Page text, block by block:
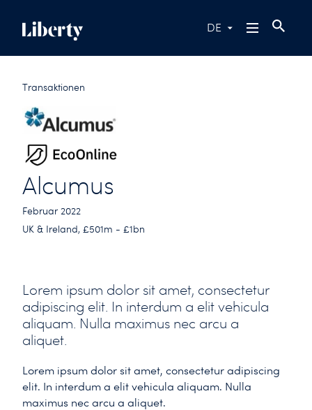
DE
Transaktionen
Alcumus
Februar 2022
UK & Ireland, £501m - £1bn
Lorem ipsum dolor sit amet, consectetur
adipiscing elit. In interdum a elit vehicula
aliquam. Nulla maximus nec arcu a
aliquet.
Lorem ipsum dolor sit amet, consectetur adipiscing
elit. In interdum a elit vehicula aliquam. Nulla
maximus nec arcu a aliquet.